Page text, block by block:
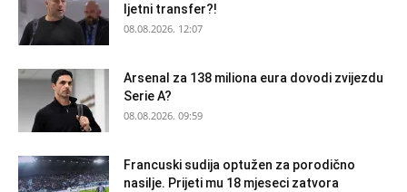
ljetni transfer?!
08.08.2026. 12:07
Arsenal za 138 miliona eura dovodi zvijezdu
Serie A?
08.08.2026. 09:59
Francuski sudija optužen za porodično
nasilje. Prijeti mu 18 mjeseci zatvora